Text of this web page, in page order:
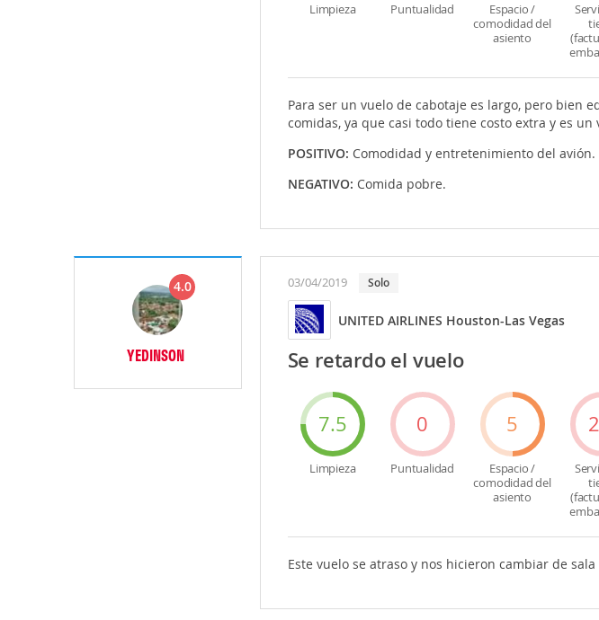
Limpieza Puntualidad
Espacio /
comodidad del
asiento
Para ser un vuelo de cabotaje es largo, pero bien
comidas, ya que casi todo tiene costo extra y es un
POSITIVO: Comodidad y entretenimiento del avión.
NEGATIVO: Comida pobre.
4.0
YEDINSON
03/04/2019 solo
UNITED AIRLINES Houston-Las Vegas
Se retardo el vuelo
7.5
Limpieza
0
Puntualidad
5
Espacio /
comodidad del
asiento
Este vuelo se atraso y nos hicieron cambiar de